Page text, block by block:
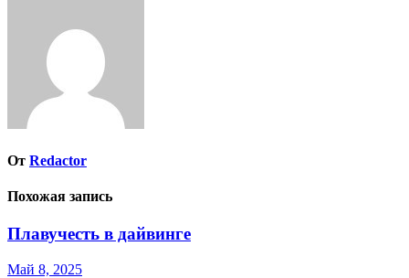
От Redactor
Похожая запись
Плавучесть в дайвинге
Май 8, 2025